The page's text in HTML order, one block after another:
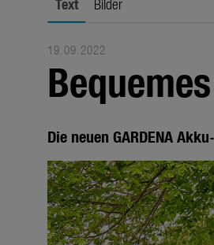
19.09.2022
Die neuen GARDENA